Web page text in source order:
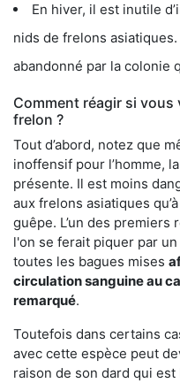
En hiver, il est inutile
nids de frelons
abandonné par la colonie
Comment réagir si
frelon ?
Tout d’abord, notez que
inoffensif pour l’homme,
présente. Il est moins
aux frelons asiatiques
guêpe. L’un des premiers
l'on se ferait piquer par
toutes les bagues mises
circulation sanguine au
remarqué.
Toutefois dans certains
avec cette espèce peut
raison de son dard qui est